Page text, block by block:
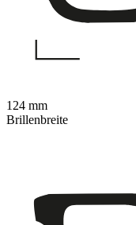
124 mm
Brillenbreite